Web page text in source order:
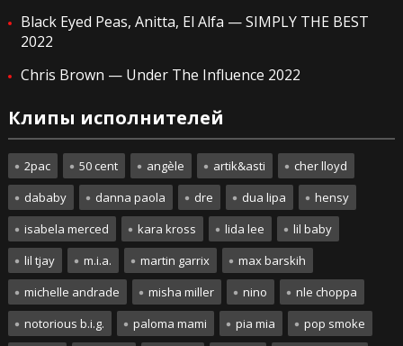
Black Eyed Peas, Anitta, El Alfa — SIMPLY THE BEST
2022
Chris Brown — Under The Influence 2022
Клипы исполнителей
2pac 50 cent angèle artik&asti
cher lloyd
dababy
danna paola dre dua lipa
hensy
isabela merced
kara kross lida lee
lil baby
lil tjay
m.i.a. martin garrix
max barskih
michelle andrade
misha miller nino
nle choppa
notorious b.i.g.
paloma mami pia mia pop smoke